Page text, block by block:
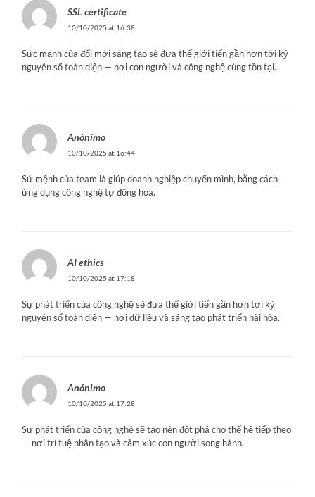
SSL certificate
10/10/2025 at 16:38
Sức mạnh của đổi mới sáng tạo sẽ đưa thế giới tiến gần hơn tới kỷ
nguyên số toàn diện — nơi con người và công nghệ cùng tồn tại.
Anónimo
10/10/2025 at 16:44
Sứ mệnh của team là giúp doanh nghiệp chuyển mình, bằng cách
ứng dụng công nghệ tự động hóa.
AI ethics
10/10/2025 at 17:18
Sự phát triển của công nghệ sẽ đưa thế giới tiến gần hơn tới kỷ
nguyên số toàn diện — nơi dữ liệu và sáng tạo phát triển hài hòa.
Anónimo
10/10/2025 at 17:28
Sự phát triển của công nghệ sẽ tạo nên đột phá cho thế hệ tiếp theo
— nơi trí tuệ nhân tạo và cảm xúc con người song hành.